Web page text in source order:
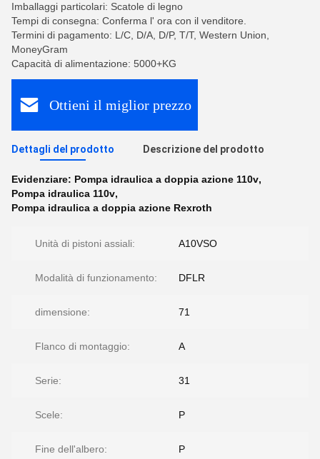
Imballaggi particolari: Scatole di legno
Tempi di consegna: Conferma l' ora con il venditore.
Termini di pagamento: L/C, D/A, D/P, T/T, Western Union,
MoneyGram
Capacità di alimentazione: 5000+KG
Ottieni il miglior prezzo
Dettagli del prodotto Descrizione del prodotto
Evidenziare: Pompa idraulica a doppia azione 110v,
Pompa idraulica 110v,
Pompa idraulica a doppia azione Rexroth
Unità di pistoni assiali: A10VSO
Modalità di funzionamento: DFLR
dimensione: 71
Flanco di montaggio: A
Serie: 31
Scele: P
Fine dell'albero: P